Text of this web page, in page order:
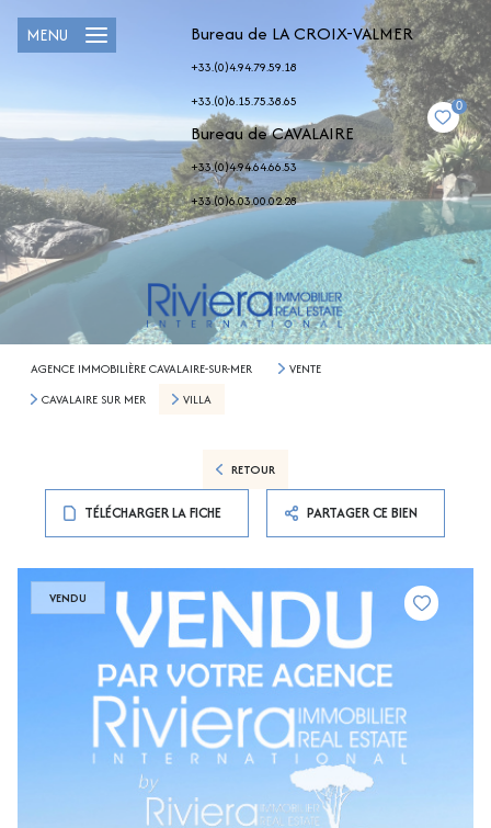
Bureau de LA CROIX-VALMER
+33.(0)4.94.79.59.18
+33.(0)6.15.75.38.65
Bureau de CAVALAIRE
+33.(0)4.94.64.66.53
+33.(0)6.03.00.02.28
0
MENU
AGENCE IMMOBILIÈRE CAVALAIRE-SUR-MER
VENTE
CAVALAIRE SUR MER
VILLA
RETOUR
TÉLÉCHARGER LA FICHE PARTAGER CE BIEN
VENDU